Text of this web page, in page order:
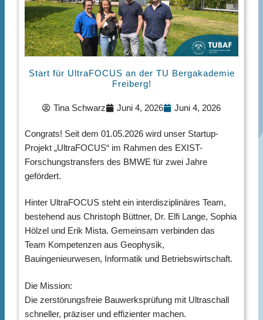
Start für UltraFOCUS an der TU Bergakademie
Freiberg!
Tina Schwarz Juni 4, 2026 Juni 4, 2026
Congrats! Seit dem 01.05.2026 wird unser Startup-
Projekt „UltraFOCUS“ im Rahmen des EXIST-
Forschungstransfers des BMWE für zwei Jahre
gefördert.
Hinter UltraFOCUS steht ein interdisziplinäres Team,
bestehend aus Christoph Büttner, Dr. Elfi Lange, Sophia
Hölzel und Erik Mista. Gemeinsam verbinden das
Team Kompetenzen aus Geophysik,
Bauingenieurwesen, Informatik und Betriebswirtschaft.
Die Mission:
Die zerstörungsfreie Bauwerksprüfung mit Ultraschall
schneller, präziser und effizienter machen.